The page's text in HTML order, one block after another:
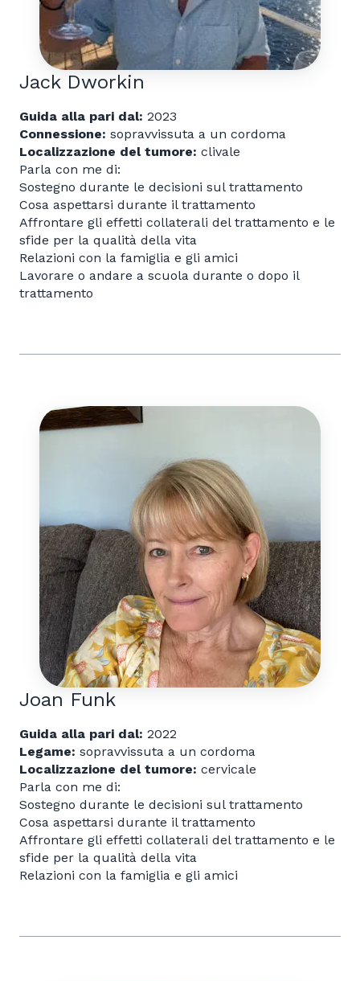
Jack Dworkin
Guida alla pari dal: 2023
Connessione: sopravvissuta a un cordoma
Localizzazione del tumore: clivale
Parla con me di:
Sostegno durante le decisioni sul trattamento
Cosa aspettarsi durante il trattamento
Affrontare gli effetti collaterali del trattamento e le
sfide per la qualità della vita
Relazioni con la famiglia e gli amici
Lavorare o andare a scuola durante o dopo il
trattamento
Joan Funk
Guida alla pari dal: 2022
Legame: sopravvissuta a un cordoma
Localizzazione del tumore: cervicale
Parla con me di:
Sostegno durante le decisioni sul trattamento
Cosa aspettarsi durante il trattamento
Affrontare gli effetti collaterali del trattamento e le
sfide per la qualità della vita
Relazioni con la famiglia e gli amici